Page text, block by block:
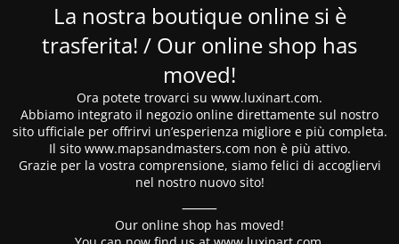
La nostra boutique online si è
trasferita! / Our online shop has
moved!
Ora potete trovarci su www.luxinart.com.
Abbiamo integrato il negozio online direttamente sul nostro
sito ufficiale per offrirvi un’esperienza migliore e più completa.
Il sito www.mapsandmasters.com non è più attivo.
Grazie per la vostra comprensione, siamo felici di accogliervi
nel nostro nuovo sito!
⸻
Our online shop has moved!